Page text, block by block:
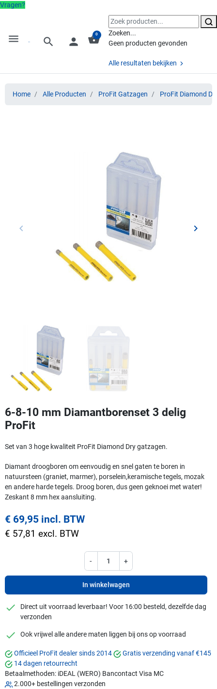
Vragen?
menu search person shopping_basket
0
Zoeken...
Geen producten gevonden
Alle resultaten bekijken
Home Alle Producten ProFit Gatzagen ProFit Diamond
Vorige
keyboard_arrow_left keyboard_arrow_right
6-8-10 mm Diamantborenset 3 delig
ProFit
Set van 3 hoge kwaliteit ProFit Diamond Dry gatzagen.
Diamant droogboren om eenvoudig en snel gaten te boren in
natuursteen (graniet, marmer), porselein,keramische tegels, mozak
en andere harde tegels. Droog boren, dus geen geknoei met water!
Zeskant 8 mm hex aansluiting.
€ 69,95 incl. BTW
€ 57,81 excl. BTW
- +
In winkelwagen
checkmark
Direct uit voorraad leverbaar! Voor 16:00 besteld, dezelfde dag
verzonden
checkmark
Ook vrijwel alle andere maten liggen bij ons op voorraad
Officieel ProFit dealer sinds 2014
Gratis verzending vanaf €145
14 dagen retourrecht
Betaalmethoden: iDEAL (WERO) Bancontact Visa MC
2.000+ bestellingen verzonden